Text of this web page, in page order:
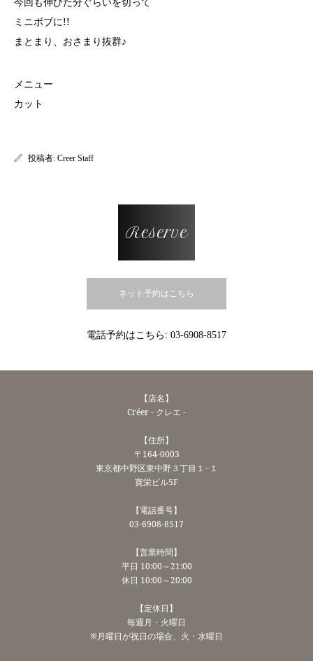
ミニボブに!!
まとまり、おさまり抜群♪
メニュー
カット
投稿者: Creer Staff
Reserve
ネット予約はこちら
電話予約はこちら: 03-6908-8517
【店名】
Créer - クレエ -
【住所】
〒164-0003
東京都中野区東中野３丁目１−１
寛栄ビル5F
【電話番号】
03-6908-8517
【営業時間】
平日 10:00～21:00
休日 10:00～20:00
【定休日】
毎週月・火曜日
※月曜日が祝日の場合、火・水曜日